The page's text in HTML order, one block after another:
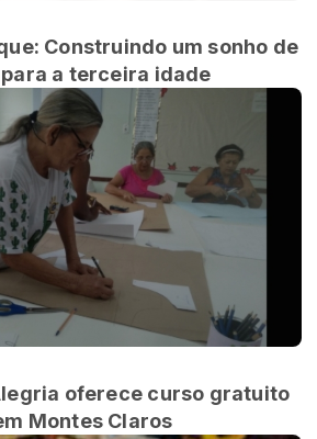
Construindo um sonho de
a terceira idade
oferece curso gratuito
Montes Claros